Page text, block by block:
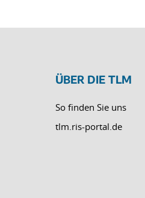
ÜBER DIE TLM
So finden Sie uns
tlm.ris-portal.de